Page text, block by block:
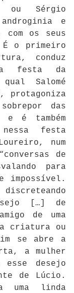
ou Sérgio
e
com os seus
É o primeiro
conduz
festa da
Salomé
protagoniza
das
e é também
nessa festa
num
de
para
impossível.
[…] de
de uma
criatura ou
se abre a
a mulher
desejo
de Lúcio.
uma linda